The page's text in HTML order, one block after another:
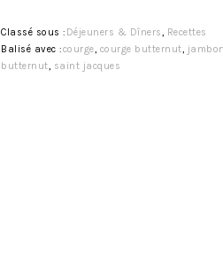
Classé sous : Déjeuners & Dîners, Recettes
Balisé avec :courge, courge butternut, jambon
butternut, saint jacques